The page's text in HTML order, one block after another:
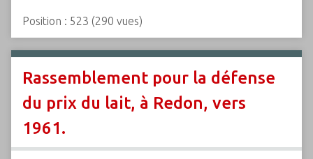
Position : 523 (290 vues)
Rassemblement pour la défense
du prix du lait, à Redon, vers
1961.